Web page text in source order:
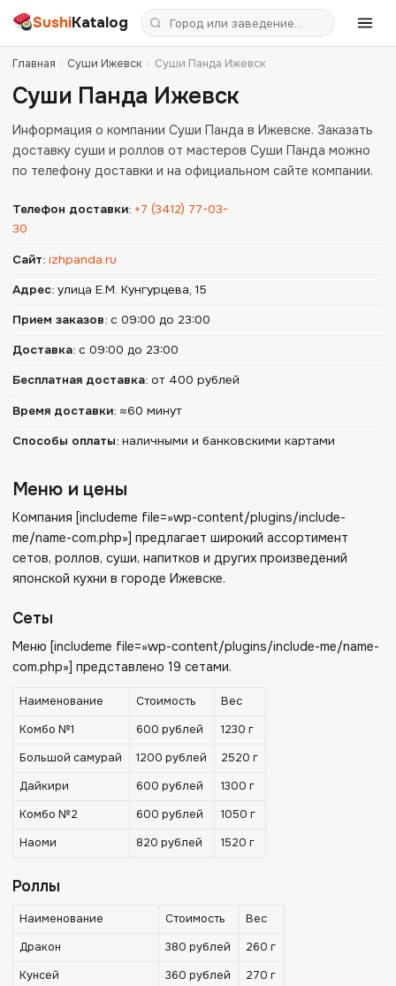
SushiKatalog
Главная › Суши Ижевск › Суши Панда Ижевск
Суши Панда Ижевск
Информация о компании Суши Панда в Ижевске. Заказать
доставку суши и роллов от мастеров Суши Панда можно
по телефону доставки и на официальном сайте компании.
Телефон доставки: +7 (3412) 77-03-
30
Сайт: izhpanda.ru
Адрес: улица Е.М. Кунгурцева, 15
Прием заказов: с 09:00 до 23:00
Доставка: с 09:00 до 23:00
Бесплатная доставка: от 400 рублей
Время доставки: ≈60 минут
Способы оплаты: наличными и банковскими картами
Меню и цены
Компания [includeme file=»wp-content/plugins/include-
me/name-com.php»] предлагает широкий ассортимент
сетов, роллов, суши, напитков и других произведений
японской кухни в городе Ижевске.
Сеты
Меню [includeme file=»wp-content/plugins/include-me/name-
com.php»] представлено 19 сетами.
Наименование Стоимость
Вес
Комбо №1
600 рублей
1230 г
Большой самурай
1200 рублей
2520 г
Дайкири
600 рублей
1300 г
Комбо №2
600 рублей
1050 г
Наоми
820 рублей 1520 г
Роллы
Наименование Стоимость
Вес
Дракон
380 рублей
260 г
Кунсей
360 рублей
270 г